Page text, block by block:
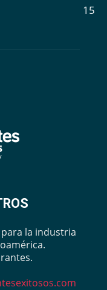
15
la industria